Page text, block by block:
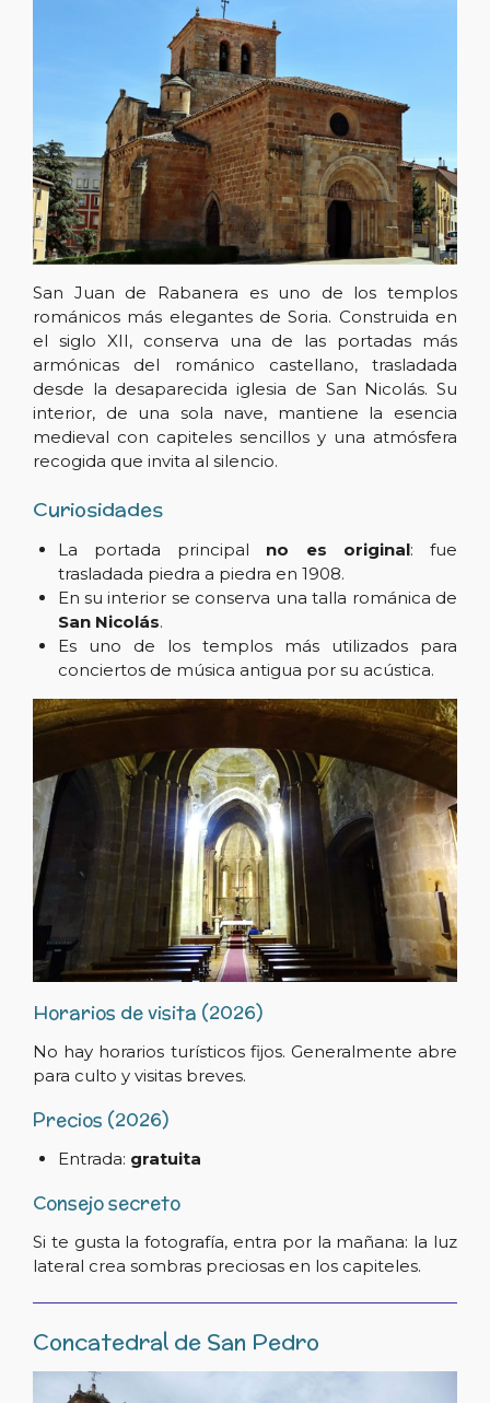
San Juan de Rabanera es uno de los templos
románicos más elegantes de Soria. Construida en
el siglo XII, conserva una de las portadas más
armónicas del románico castellano, trasladada
desde la desaparecida iglesia de San Nicolás. Su
interior, de una sola nave, mantiene la esencia
medieval con capiteles sencillos y una atmósfera
recogida que invita al silencio.
Curiosidades
La portada principal no es original: fue
trasladada piedra a piedra en 1908.
En su interior se conserva una talla románica de
San Nicolás.
Es uno de los templos más utilizados para
conciertos de música antigua por su acústica.
Horarios de visita (2026)
No hay horarios turísticos fijos. Generalmente abre
para culto y visitas breves.
Precios (2026)
Entrada: gratuita
Consejo secreto
Si te gusta la fotografía, entra por la mañana: la luz
lateral crea sombras preciosas en los capiteles.
Concatedral de San Pedro